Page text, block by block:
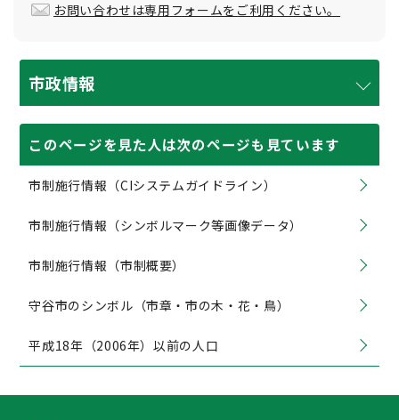
お問い合わせは専用フォームをご利用ください。
市政情報
このページを見た人は次のページも見ています
市制施行情報（CIシステムガイドライン）
市制施行情報（シンボルマーク等画像データ）
市制施行情報（市制概要）
守谷市のシンボル（市章・市の木・花・鳥）
平成18年（2006年）以前の人口